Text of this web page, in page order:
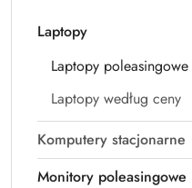
Laptopy
Laptopy poleasingowe
Laptopy według ceny
Komputery stacjonarne
Monitory poleasingowe